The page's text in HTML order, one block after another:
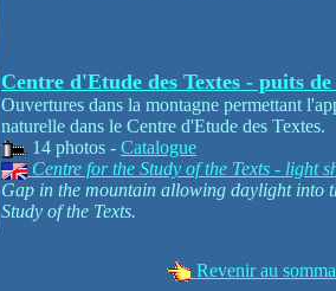
Centre d'Etude des Textes - puits
Ouvertures dans la montagne permettant
naturelle dans le Centre d'Etude des Textes.
14 photos - Catalogue
Centre for the Study of the Texts - light
Gap in the mountain allowing daylight into
Study of the Texts.
Revenir au